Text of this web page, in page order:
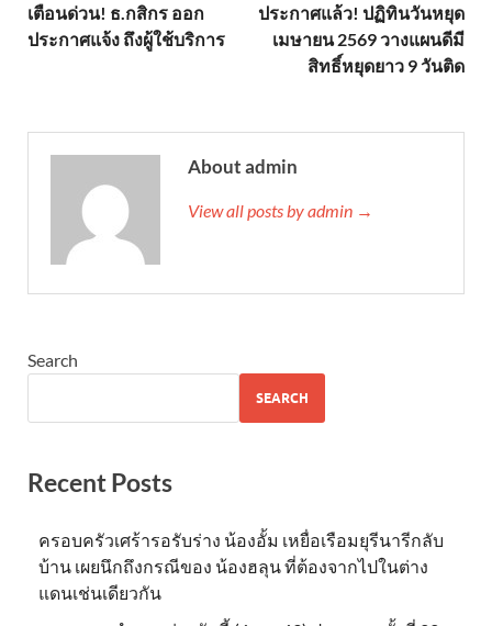
เตือนด่วน! ธ.กสิกร ออก
ประกาศแจ้ง ถึงผู้ใช้บริการ
ประกาศแล้ว! ปฏิทินวันหยุด
เมษายน 2569 วางแผนดีมี
สิทธิ์หยุดยาว 9 วันติด
About admin
View all posts by admin →
Search
SEARCH
Recent Posts
ครอบครัวเศร้ารอรับร่าง น้องอั้ม เหยื่อเรือมยุรีนารีกลับ
บ้าน เผยนึกถึงกรณีของ น้องฮลุน ที่ต้องจากไปในต่าง
แดนเช่นเดียวกัน